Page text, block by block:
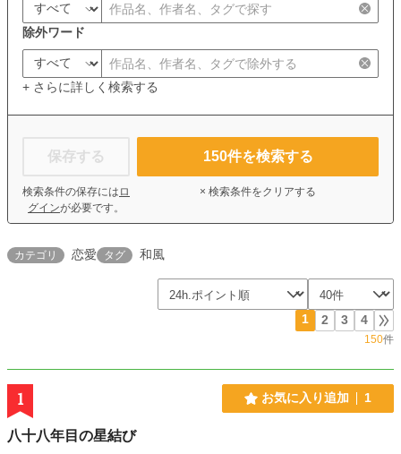
除外ワード
+ さらに詳しく検索する
保存する
検索条件の保存には ロ
グインが必要です。
150件を検索する
× 検索条件をクリアする
カテゴリ 恋愛 タグ 和風
1 2 3 4
150件
1 お気に入り追加 1
八十八年目の星結び